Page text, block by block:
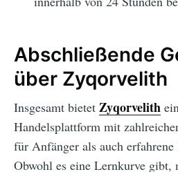
Abschließende
über Zyqorvelith
Insgesamt bietet Zyqorvelith
Handelsplattform mit
für Anfänger als auch
Obwohl es eine Lernkurve gibt,